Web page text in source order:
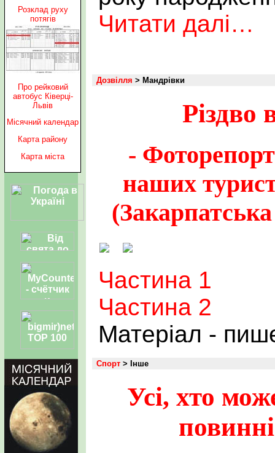
Розклад руху
потягів
Про рейковий
автобус Ківерці-
Львів
Місячний календар
Карта району
Карта міста
Читати далі…
Дозвілля > Мандрівки
Різдво
-
наших
Частина 1
Частина 2
Матеріал -
Спорт > Інше
Усі, хто